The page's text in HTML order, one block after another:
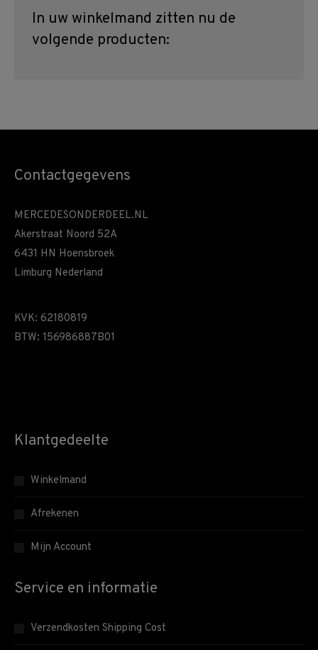
In uw winkelmand zitten nu de
volgende producten:
Contactgegevens
MERCEDESONDERDEEL.NL
Akerstraat Noord 52A
6431 HN Hoensbroek
Limburg Nederland
KVK: 62180819
BTW: 156986887B01
Klantgedeelte
Winkelmand
Afrekenen
Mijn Account
Service en informatie
Verzendkosten Shipping Cost